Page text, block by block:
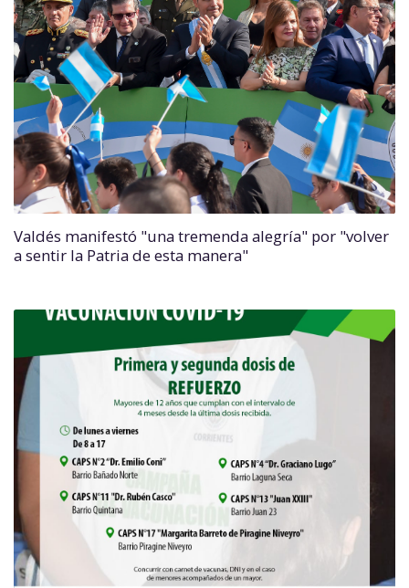
Valdés manifestó "una tremenda alegría" por "volver
a sentir la Patria de esta manera"